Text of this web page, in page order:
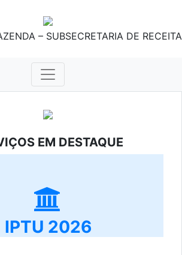
– SUBSECRETARIA DE RECEITA
EM DESTAQUE
IPTU 2026